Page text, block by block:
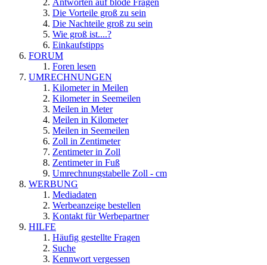
Antworten auf blöde Fragen
Die Vorteile groß zu sein
Die Nachteile groß zu sein
Wie groß ist....?
Einkaufstipps
FORUM
Foren lesen
UMRECHNUNGEN
Kilometer in Meilen
Kilometer in Seemeilen
Meilen in Meter
Meilen in Kilometer
Meilen in Seemeilen
Zoll in Zentimeter
Zentimeter in Zoll
Zentimeter in Fuß
Umrechnungstabelle Zoll - cm
WERBUNG
Mediadaten
Werbeanzeige bestellen
Kontakt für Werbepartner
HILFE
Häufig gestellte Fragen
Suche
Kennwort vergessen